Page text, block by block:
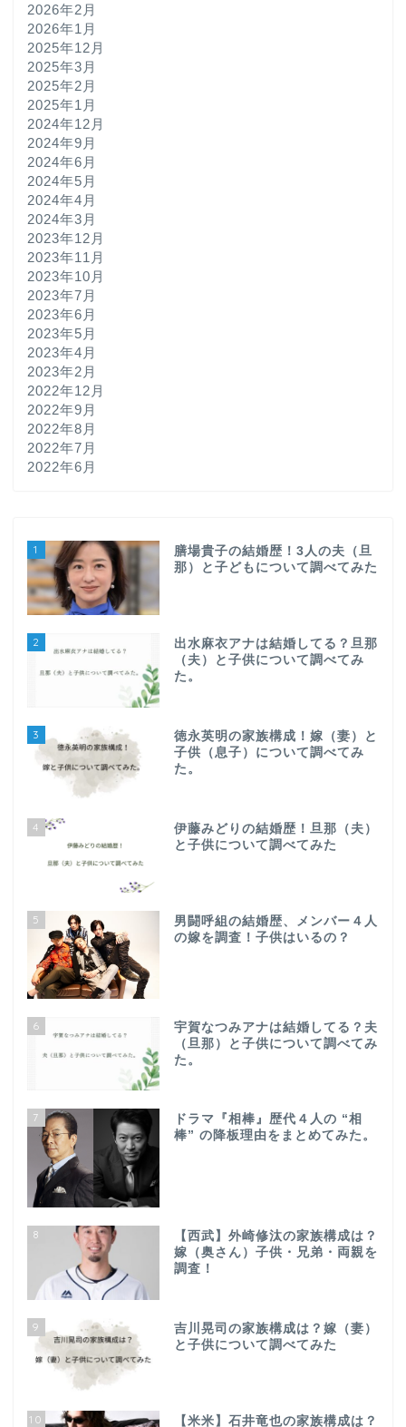
2026年2月
2026年1月
2025年12月
2025年3月
2025年2月
2025年1月
2024年12月
2024年9月
2024年6月
2024年5月
2024年4月
2024年3月
2023年12月
2023年11月
2023年10月
2023年7月
2023年6月
2023年5月
2023年4月
2023年2月
2022年12月
2022年9月
2022年8月
2022年7月
2022年6月
1
膳場貴子の結婚歴！3人の夫（旦
那）と子どもについて調べてみた
2
出水麻衣アナは結婚してる？旦那
（夫）と子供について調べてみ
た。
3
徳永英明の家族構成！嫁（妻）と
子供（息子）について調べてみ
た。
4
伊藤みどりの結婚歴！旦那（夫）
と子供について調べてみた
5
男闘呼組の結婚歴、メンバー４人
の嫁を調査！子供はいるの？
6
宇賀なつみアナは結婚してる？夫
（旦那）と子供について調べてみ
た。
7
ドラマ『相棒』歴代４人の “相
棒” の降板理由をまとめてみた。
8
【西武】外崎修汰の家族構成は？
嫁（奥さん）子供・兄弟・両親を
調査！
9
吉川晃司の家族構成は？嫁（妻）
と子供について調べてみた
10 【米米】石井竜也の家族構成は？